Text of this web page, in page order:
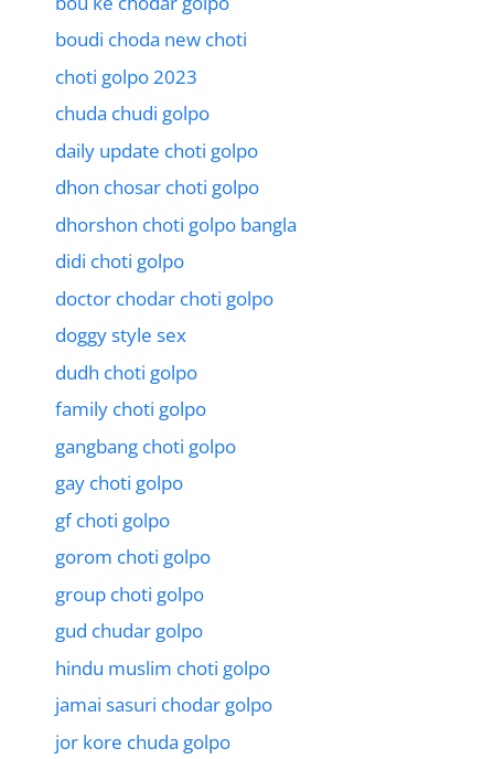
boudi choda new choti
choti golpo 2023
chuda chudi golpo
daily update choti golpo
dhon chosar choti golpo
dhorshon choti golpo bangla
didi choti golpo
doctor chodar choti golpo
doggy style sex
dudh choti golpo
family choti golpo
gangbang choti golpo
gay choti golpo
gf choti golpo
gorom choti golpo
group choti golpo
gud chudar golpo
hindu muslim choti golpo
jamai sasuri chodar golpo
jor kore chuda golpo